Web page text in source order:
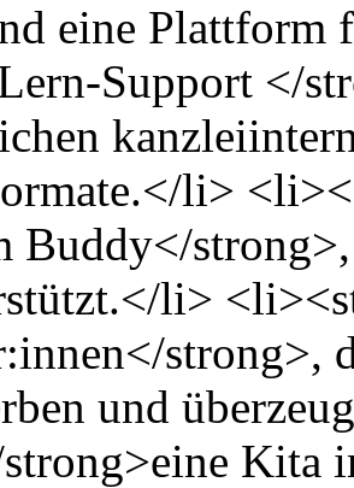
eine Plattform
Support </
li>
Buddy</
li>
strong>,
und
Kita